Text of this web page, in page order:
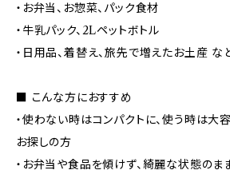
・お弁当、お惣菜、パック食材
・牛乳パック、2Lペットボトル
・日用品、着替え、旅先で増えたお土産 な
■ こんな方におすすめ
・使わない時はコンパクトに、使う時は大
お探しの方
・お弁当や食品を傾けず、綺麗な状態の